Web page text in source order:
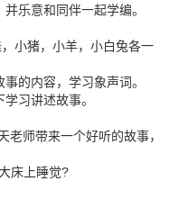
乐意和同伴一起学编。
小猪，小羊，小白兔各一
的内容，学习象声词。
习讲述故事。
师带来一个好听的故事，
床上睡觉?